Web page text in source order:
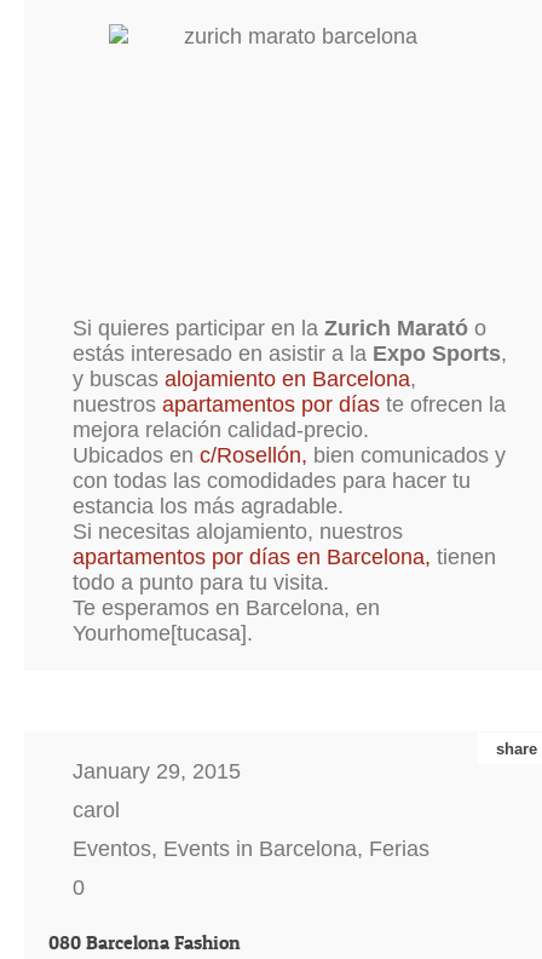
Si quieres participar en la Zurich Marató o
estás interesado en asistir a la Expo Sports,
y buscas alojamiento en Barcelona,
nuestros apartamentos por días te ofrecen la
mejora relación calidad-precio.
Ubicados en c/Rosellón, bien comunicados y
con todas las comodidades para hacer tu
estancia los más agradable.
Si necesitas alojamiento, nuestros
apartamentos por días en Barcelona, tienen
todo a punto para tu visita.
Te esperamos en Barcelona, en
Yourhome[tucasa].
share
January 29, 2015
carol
Eventos, Events in Barcelona, Ferias
0
080 Barcelona Fashion